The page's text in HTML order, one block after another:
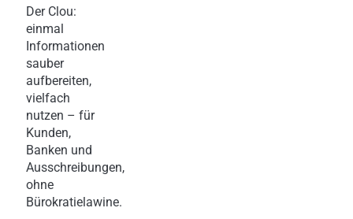
Der Clou:
einmal
Informationen
sauber
aufbereiten,
vielfach
nutzen – für
Kunden,
Banken und
Ausschreibungen,
ohne
Bürokratielawine.